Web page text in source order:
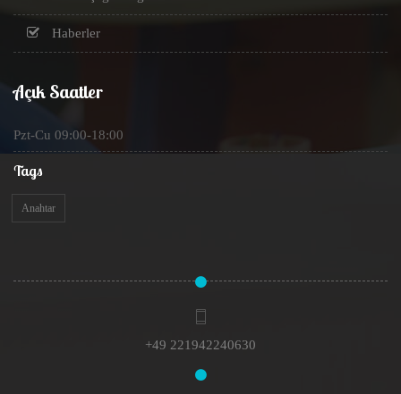
Haberler
Açık Saatler
Pzt-Cu 09:00-18:00
Tags
Anahtar
+49 221942240630